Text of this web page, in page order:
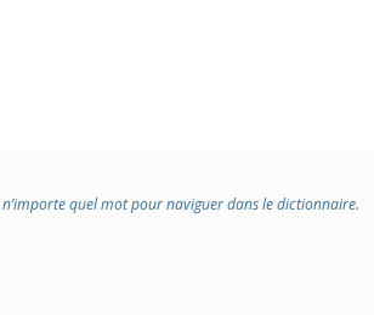
quel mot pour naviguer dans le dictionnaire.